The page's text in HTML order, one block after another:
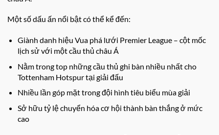
Một số dấu ấn nổi bật có thể kể đến:
Giành danh hiệu Vua phá lưới Premier League – cột mốc
lịch sử với một cầu thủ châu Á
Nằm trong top những cầu thủ ghi bàn nhiều nhất cho
Tottenham Hotspur tại giải đấu
Nhiều lần góp mặt trong đội hình tiêu biểu mùa giải
Sở hữu tỷ lệ chuyển hóa cơ hội thành bàn thắng ở mức
cao